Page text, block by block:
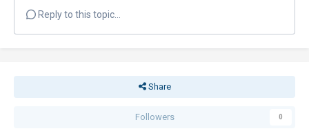
Reply to this topic...
Share
Followers 0